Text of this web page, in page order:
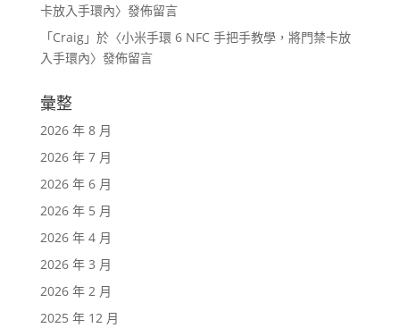
卡放入手環內〉發佈留言
「Craig」於〈小米手環 6 NFC 手把手教學，將門禁卡放
入手環內〉發佈留言
彙整
2026 年 8 月
2026 年 7 月
2026 年 6 月
2026 年 5 月
2026 年 4 月
2026 年 3 月
2026 年 2 月
2025 年 12 月